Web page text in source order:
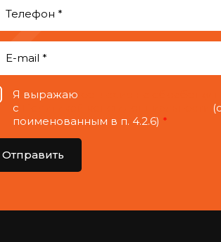
Я выражаю
с
поименованным в п. 4.2.6) *
Отправить